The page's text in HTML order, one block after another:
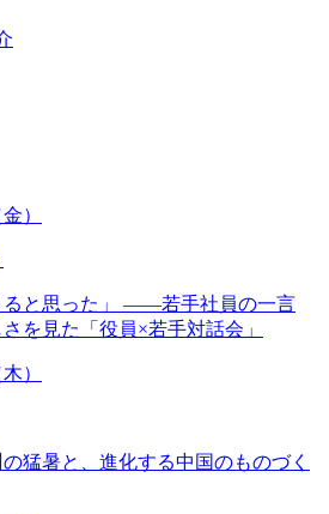
）
ると思った」 ――若手社員の一言
を見た「役員×若手対話会」
）
猛暑と、進化する中国のものづく